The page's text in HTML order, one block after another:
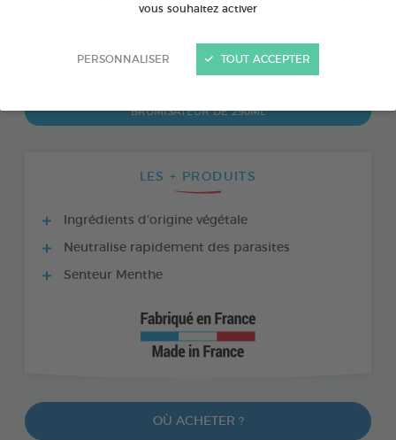
vous souhaitez activer
PERSONNALISER TOUT ACCEPTER
PRODUIT DISPONIBLE AUSSI EN :
BRUMISATEUR DE 290ML
LES + PRODUITS
Ingrédients d'origine végétale
Neutralise rapidement des parasites
Senteur Menthe
OÙ ACHETER ?